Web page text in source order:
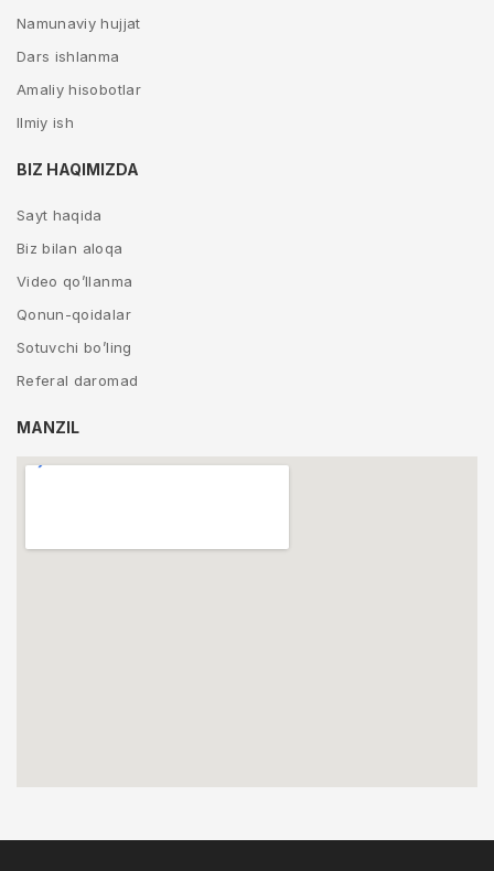
Namunaviy hujjat
Dars ishlanma
Amaliy hisobotlar
Ilmiy ish
BIZ HAQIMIZDA
Sayt haqida
Biz bilan aloqa
Video qo’llanma
Qonun-qoidalar
Sotuvchi bo’ling
Referal daromad
MANZIL